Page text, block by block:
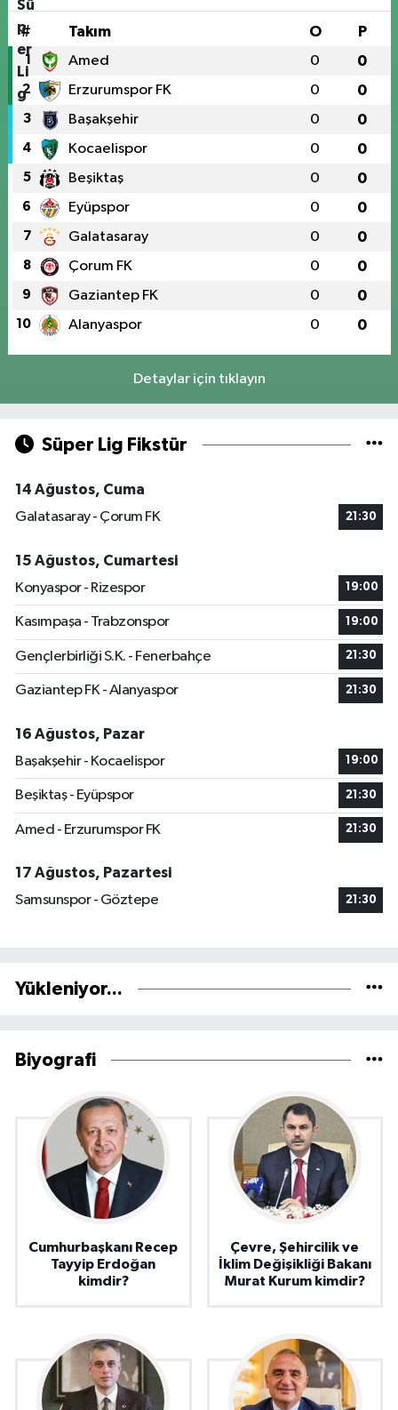
# Takım O P
1 Amed 0 0
2 Erzurumspor FK 0 0
3 Başakşehir 0 0
4 Kocaelispor 0 0
5 Beşiktaş 0 0
6 Eyüpspor 0 0
7 Galatasaray 0 0
8 Çorum FK 0 0
9 Gaziantep FK 0 0
10 Alanyaspor 0 0
Detaylar için tıklayın
Süper Lig Fikstür
14 Ağustos, Cuma
Galatasaray - Çorum FK
21:30
15 Ağustos, Cumartesi
Konyaspor - Rizespor
19:00
Kasımpaşa - Trabzonspor 19:00
Gençlerbirliği S.K. - Fenerbahçe 21:30
Gaziantep FK - Alanyaspor 21:30
16 Ağustos, Pazar
Başakşehir - Kocaelispor
19:00
Beşiktaş - Eyüpspor 21:30
Amed - Erzurumspor FK 21:30
17 Ağustos, Pazartesi
Samsunspor - Göztepe
21:30
Yükleniyor...
Biyografi
Cumhurbaşkanı Recep
Tayyip Erdoğan
kimdir?
Çevre, Şehircilik ve
İklim Değişikliği Bakanı
Murat Kurum kimdir?